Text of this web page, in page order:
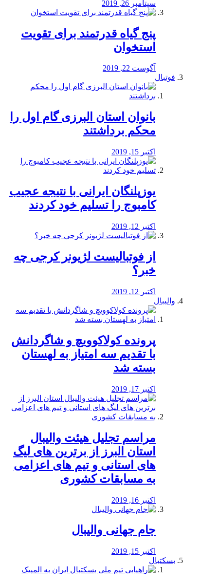
سپتامبر 26, 2019
پنج گیاه قدرتمند برای تقویت
استخوان
آگوست 22, 2019
فوتبال
بانوان استان البرزی گام اول را
محكم برداشتند
اکتبر 15, 2019
یوزپلنگان ایرانی با نتیجه عجیب
کامبوج را تسلیم خود کردند
اکتبر 12, 2019
از فوتبالیست لژیونر کرجی چه
خبر؟
اکتبر 12, 2019
والیبال
پرونده کولاکوویچ و شاگردانش
با تقدیم سه امتیاز به لهستان
بسته شد
اکتبر 17, 2019
مراسم تجلیل هیئت والیبال
استان البرز از برترین های لیگ
های استانی و تیم های اعزامی
به مسابقات کشوری
اکتبر 16, 2019
جام جهانی والیبال
اکتبر 15, 2019
بسکتبال